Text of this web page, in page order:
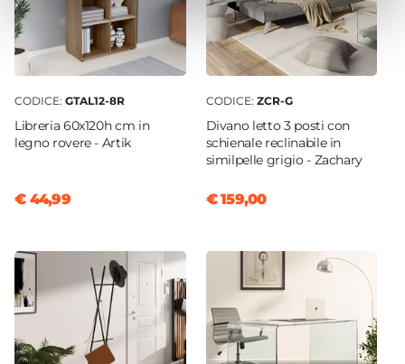
Assemblato
CODICE: GTAL12-8R
Libreria 60x120h cm in
legno rovere - Artik
€ 44,99
CODICE: ZCR-G
Divano letto 3 posti con
schienale reclinabile in
similpelle grigio - Zachary
€ 159,00